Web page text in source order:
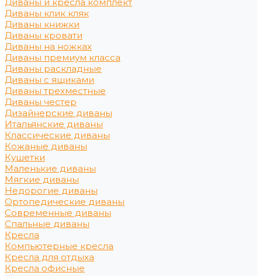
Диваны клик кляк
Диваны книжки
Диваны кровати
Диваны на ножках
Диваны премиум класса
Диваны раскладные
Диваны с ящиками
Диваны трехместные
Диваны честер
Дизайнерские диваны
Итальянские диваны
Классические диваны
Кожаные диваны
Кушетки
Маленькие диваны
Мягкие диваны
Недорогие диваны
Ортопедические диваны
Современные диваны
Спальные диваны
Кресла
Компьютерные кресла
Кресла для отдыха
Кресла офисные